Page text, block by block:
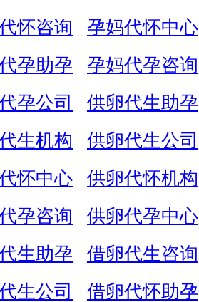
怀咨询 孕妈代怀中心
孕助孕 孕妈代孕咨询
孕公司 供卵代生助孕
生机构 供卵代生公司
怀中心 供卵代怀机构
孕咨询 供卵代孕中心
生助孕 借卵代生咨询
生公司 借卵代怀助孕